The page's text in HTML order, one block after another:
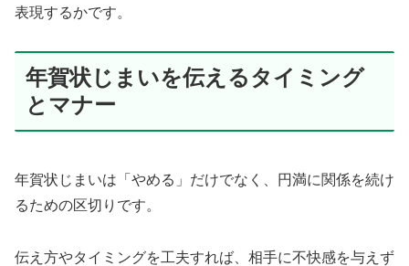
表現するかです。
年賀状じまいを伝えるタイミング
とマナー
年賀状じまいは「やめる」だけでなく、円満に関係を続け
るための区切りです。
伝え方やタイミングを工夫すれば、相手に不快感を与えず